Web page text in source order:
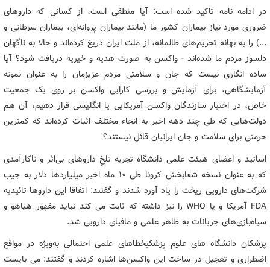
در ادامه نامه تاکید شده است: آیا منطقی است، از کسانی که داروهای
ضروری مورد نیاز بیماران کشور ما (مانند بیماران پروانه‌ای، بیماران سرطانی و
...) را به بهانه تحریم‌های ظالمانه، از ملت ایران دریغ کرده‌اند و حالا به ناگهان
دلسوز مردم ما شده‌اند - واکسن به صورت هدیه و خیریه دریافت شود؟ آیا
ساده انگاری نیست که جان و سلامتی مردم عزیزمان را به عنوان نمونه
آزمایشگاهی، برای آزمایش و بررسی کارایی واکسن بر روی یک جمعیت
خاص، در اختیار سازندگان واکسن آمریکایی یا انگلیسی قرار دهیم، آن هم
دولت‌هایی که طی چند دهه اخیر به انحاء مختلف اثبات کرده‌اند که کمترین
حرمتی برای سلامت و جان ایرانیان قائل نیستند؟
اساتید و اعضای هیئت علمی دانشگاه تجربه تلخِ داروهای بی‌اثر و ناکارآمدی
که به عنوان نسخه شفابخش کرونا طی 10 ماه اخیر میلیاردها دلار به جیب
شرکت‌های دارویی ریخت را یاد آورد شدند و گفتند: اتفاقا این داروها تائیدیه
FDA آمریکا و یا WHO را نیز داشته که ثابت می کند نباید مقهور هیاهو و
سیاه‌بازی‌های جریانات به ظاهر علمی و مافیای دارویی شد.
پزشکان دانشگاه های علوم پزشکیخطاهای علمی احتمالی به‌ویژه در مواقع
اضطراری و تعجیل در ساخت این واکسن‌ها اشاره کردند و گفتند: می بایست